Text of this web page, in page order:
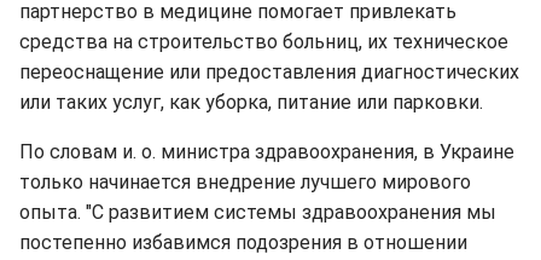
партнерство в медицине помогает привлекать
средства на строительство больниц, их техническое
переоснащение или предоставления диагностических
или таких услуг, как уборка, питание или парковки.
По словам и. о. министра здравоохранения, в Украине
только начинается внедрение лучшего мирового
опыта. "С развитием системы здравоохранения мы
постепенно избавимся подозрения в отношении